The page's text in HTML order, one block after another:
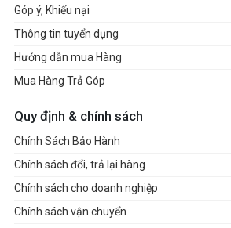
Góp ý, Khiếu nại
Thông tin tuyển dụng
Hướng dẫn mua Hàng
Mua Hàng Trả Góp
Quy định & chính sách
Chính Sách Bảo Hành
Chính sách đổi, trả lại hàng
Chính sách cho doanh nghiệp
Chính sách vận chuyển